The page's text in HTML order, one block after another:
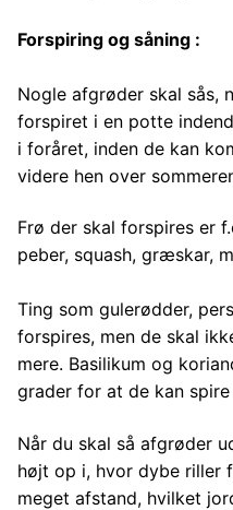
Forspiring og såning :
Nogle afgrøder skal sås,
forspiret i en potte
i foråret, inden de kan
videre hen over
Frø der skal forspires er
peber, squash, græskar,
Ting som gulerødder,
forspires, men de skal
mere. Basilikum og
grader for at de kan
Når du skal så afgrøder
højt op i, hvor dybe riller
meget afstand, hvilket